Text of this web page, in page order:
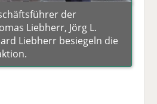
der
Liebherr, Jörg L.
Liebherr besiegeln die